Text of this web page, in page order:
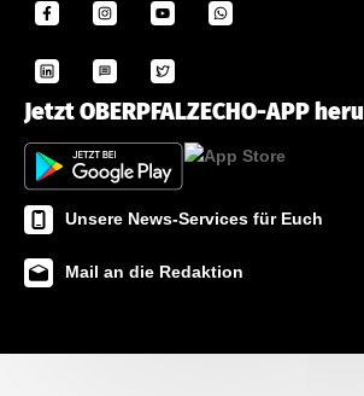
Jetzt OBERPFALZECHO-APP
Unsere News-Services für Euch
Mail an die Redaktion